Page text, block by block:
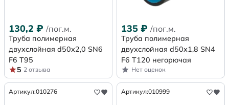
130,2 ₽ /пог.м.
Труба полимерная
двухслойная d50х2,0 SN6
F6 Т95
5 2 отзыва
135 ₽ /пог.м.
Труба полимерная
двухслойная d50х1,8 SN4
F6 Т120 негорючая
Нет оценок
Артикул:010276 Артикул:010999